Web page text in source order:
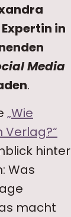
in
Media
.
„Wie
hinter
Was
macht